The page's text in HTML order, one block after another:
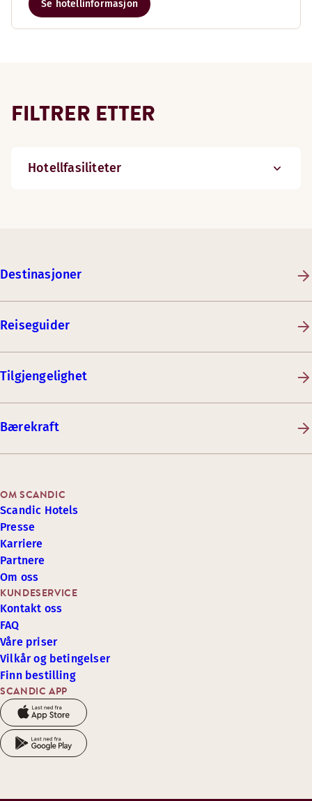
Se hotellinformasjon
FILTRER ETTER
Hotellfasiliteter
Destinasjoner
Reiseguider
Tilgjengelighet
Bærekraft
SCANDIC APP
KUNDESERVICE
Kontakt oss
FAQ
Våre priser
Vilkår og betingelser
Finn bestilling
OM SCANDIC
Scandic Hotels
Presse
Karriere
Partnere
Om oss